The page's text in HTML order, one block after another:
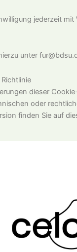
jederzeit mit
unter
dieser
oder
finden Sie auf